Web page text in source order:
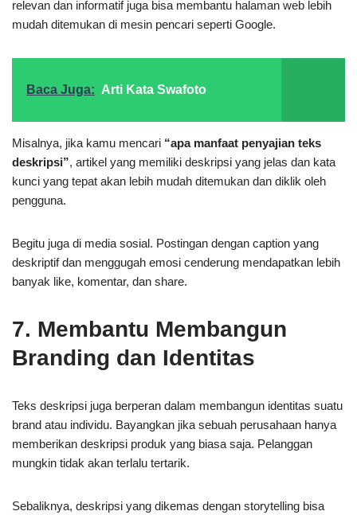
relevan dan informatif juga bisa membantu halaman web lebih
mudah ditemukan di mesin pencari seperti Google.
Baca Juga: Arti Kata Swafoto
Misalnya, jika kamu mencari “apa manfaat penyajian teks
deskripsi”, artikel yang memiliki deskripsi yang jelas dan kata
kunci yang tepat akan lebih mudah ditemukan dan diklik oleh
pengguna.
Begitu juga di media sosial. Postingan dengan caption yang
deskriptif dan menggugah emosi cenderung mendapatkan lebih
banyak like, komentar, dan share.
7. Membantu Membangun
Branding dan Identitas
Teks deskripsi juga berperan dalam membangun identitas suatu
brand atau individu. Bayangkan jika sebuah perusahaan hanya
memberikan deskripsi produk yang biasa saja. Pelanggan
mungkin tidak akan terlalu tertarik.
Sebaliknya, deskripsi yang dikemas dengan storytelling bisa